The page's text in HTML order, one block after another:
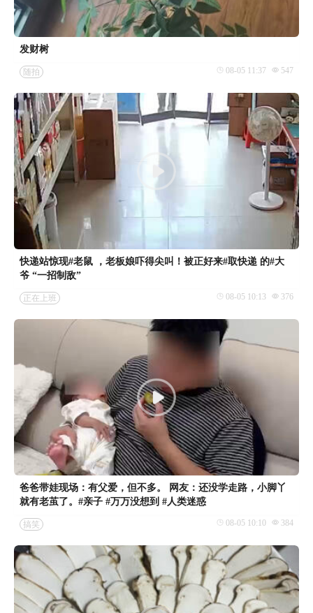
发财树
随拍 08-05 11:37 547
快递站惊现#老鼠 ，老板娘吓得尖叫！被正好来#取快递 的#大
爷 “一招制敌”
正在上班 08-05 10:13 376
爸爸带娃现场：有父爱，但不多。 网友：还没学走路，小脚丫
就有老茧了。#亲子 #万万没想到 #人类迷惑
搞笑 08-05 10:10 384